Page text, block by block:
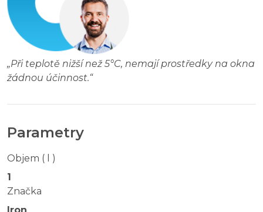
„Při teplotě nižší než 5°C, nemají prostředky na okna
žádnou účinnost.“
Parametry
Objem ( l )
1
Značka